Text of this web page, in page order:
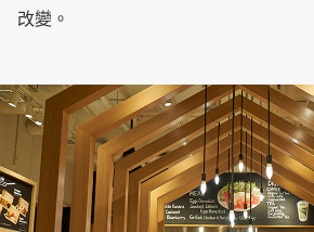
改變。